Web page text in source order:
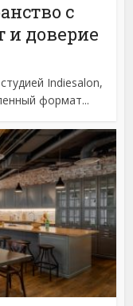
с
и доверие
Indiesalon,
формат...